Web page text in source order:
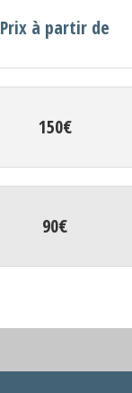
Prix à partir de
150€
90€